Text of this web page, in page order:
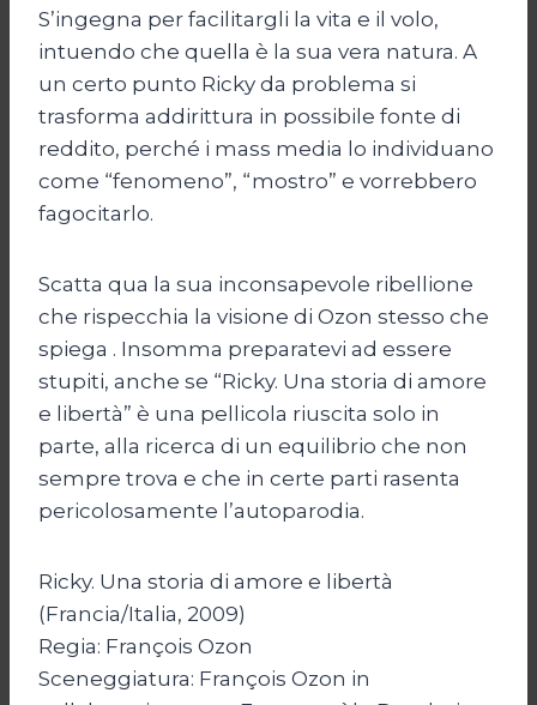
S’ingegna per facilitargli la vita e il volo,
intuendo che quella è la sua vera natura. A
un certo punto Ricky da problema si
trasforma addirittura in possibile fonte di
reddito, perché i mass media lo individuano
come “fenomeno”, “mostro” e vorrebbero
fagocitarlo.
Scatta qua la sua inconsapevole ribellione
che rispecchia la visione di Ozon stesso che
spiega . Insomma preparatevi ad essere
stupiti, anche se “Ricky. Una storia di amore
e libertà” è una pellicola riuscita solo in
parte, alla ricerca di un equilibrio che non
sempre trova e che in certe parti rasenta
pericolosamente l’autoparodia.
Ricky. Una storia di amore e libertà
(Francia/Italia, 2009)
Regia: François Ozon
Sceneggiatura: François Ozon in